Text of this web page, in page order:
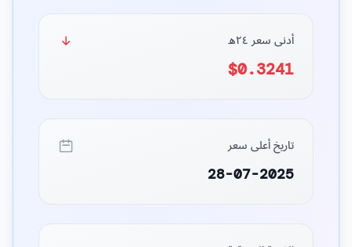
أدنى سعر ٢٤ه
$0.3241
تاريخ أعلى سعر
28-07-2025